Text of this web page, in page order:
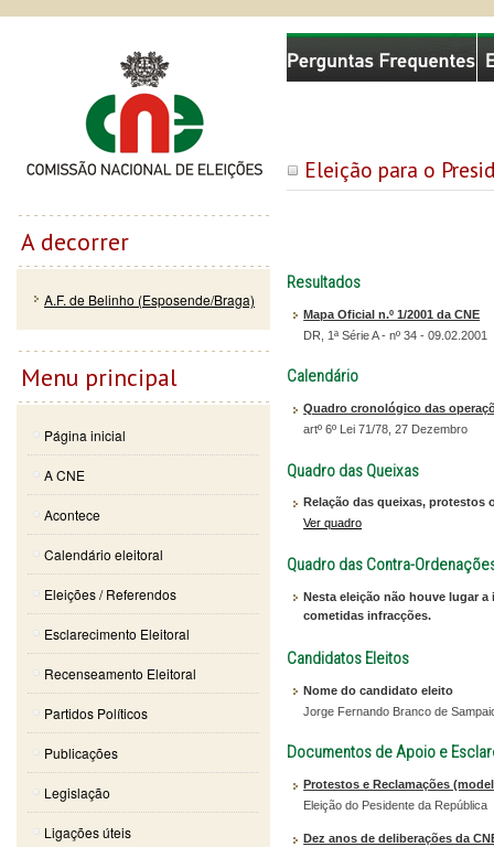
Eleição para o
Resultados
Mapa Oficial n.º 1/2001 da CNE
DR, 1ª Série A - nº 34 - 09.02.2001
Calendário
Quadro cronológico das
artº 6º Lei 71/78, 27 Dezembro
Quadro das Queixas
Relação das queixas, protestos
Ver quadro
Quadro das Contra-
Nesta eleição não houve lugar
cometidas infracções.
Candidatos Eleitos
Nome do candidato eleito
Jorge Fernando Branco de
Documentos de Apoio e
Protestos e Reclamações
Eleição do Pesidente da República
Dez anos de deliberações da
Comissão Nacional de Eleições
A decorrer
A.F. de Belinho (Esposende/Braga)
Menu principal
Página inicial
A CNE
Acontece
Calendário eleitoral
Eleições / Referendos
Esclarecimento Eleitoral
Recenseamento Eleitoral
Partidos Políticos
Publicações
Legislação
Ligações úteis